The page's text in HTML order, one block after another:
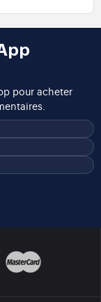
pour acheter